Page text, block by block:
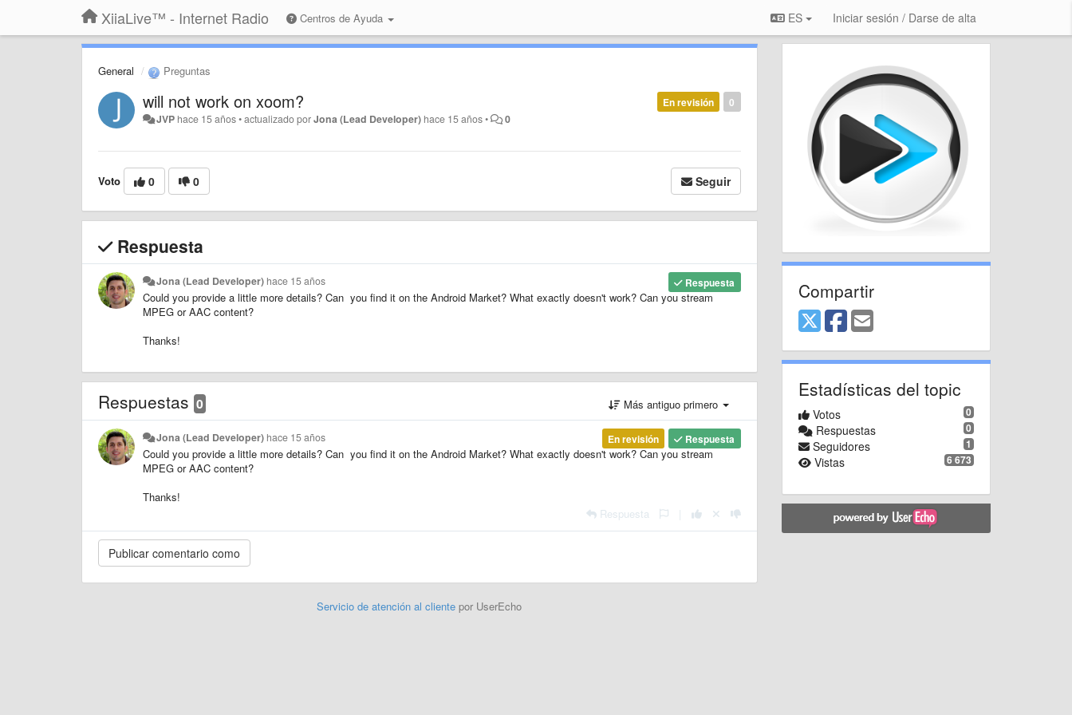
XiiaLive™ - Internet Radio Centros de Ayuda ES Iniciar sesión / Darse de alta
General Preguntas
0
En revisión
will not work on xoom?
JVP hace 15 años•actualizado porJona (Lead Developer) hace 15 años• 0
Voto 0 0 Seguir
Respuesta
Respuesta
Jona (Lead Developer) hace 15 años
Could you provide a little more details? Can you find it on the Android Market? What exactly doesn't work? Can you stream
MPEG or AAC content?
Thanks!
Respuestas 0 Más antiguo primero
Respuesta
En revisión
Jona (Lead Developer) hace 15 años
Could you provide a little more details? Can you find it on the Android Market? What exactly doesn't work? Can you stream
MPEG or AAC content?
Thanks!
Respuesta
Servicio de atención al clientepor UserEcho
Compartir
Estadísticas del topic
0
Votos
0
Respuestas
1
Seguidores
6 673
Vistas